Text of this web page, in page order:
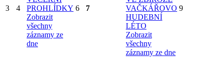
3 4
PROHLÍDKY
Zobrazit
všechny
záznamy ze
dne
6 7
VAČKÁŘOVO
HUDEBNÍ
LÉTO
Zobrazit
všechny
záznamy ze dne
9